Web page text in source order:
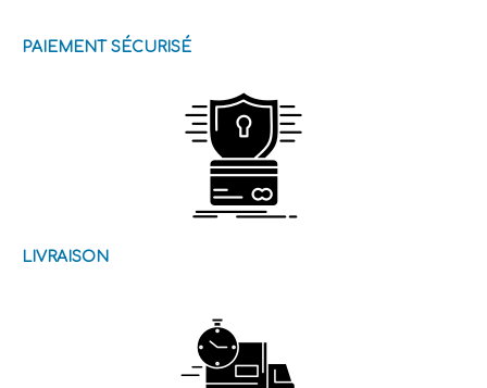
PAIEMENT SÉCURISÉ
LIVRAISON